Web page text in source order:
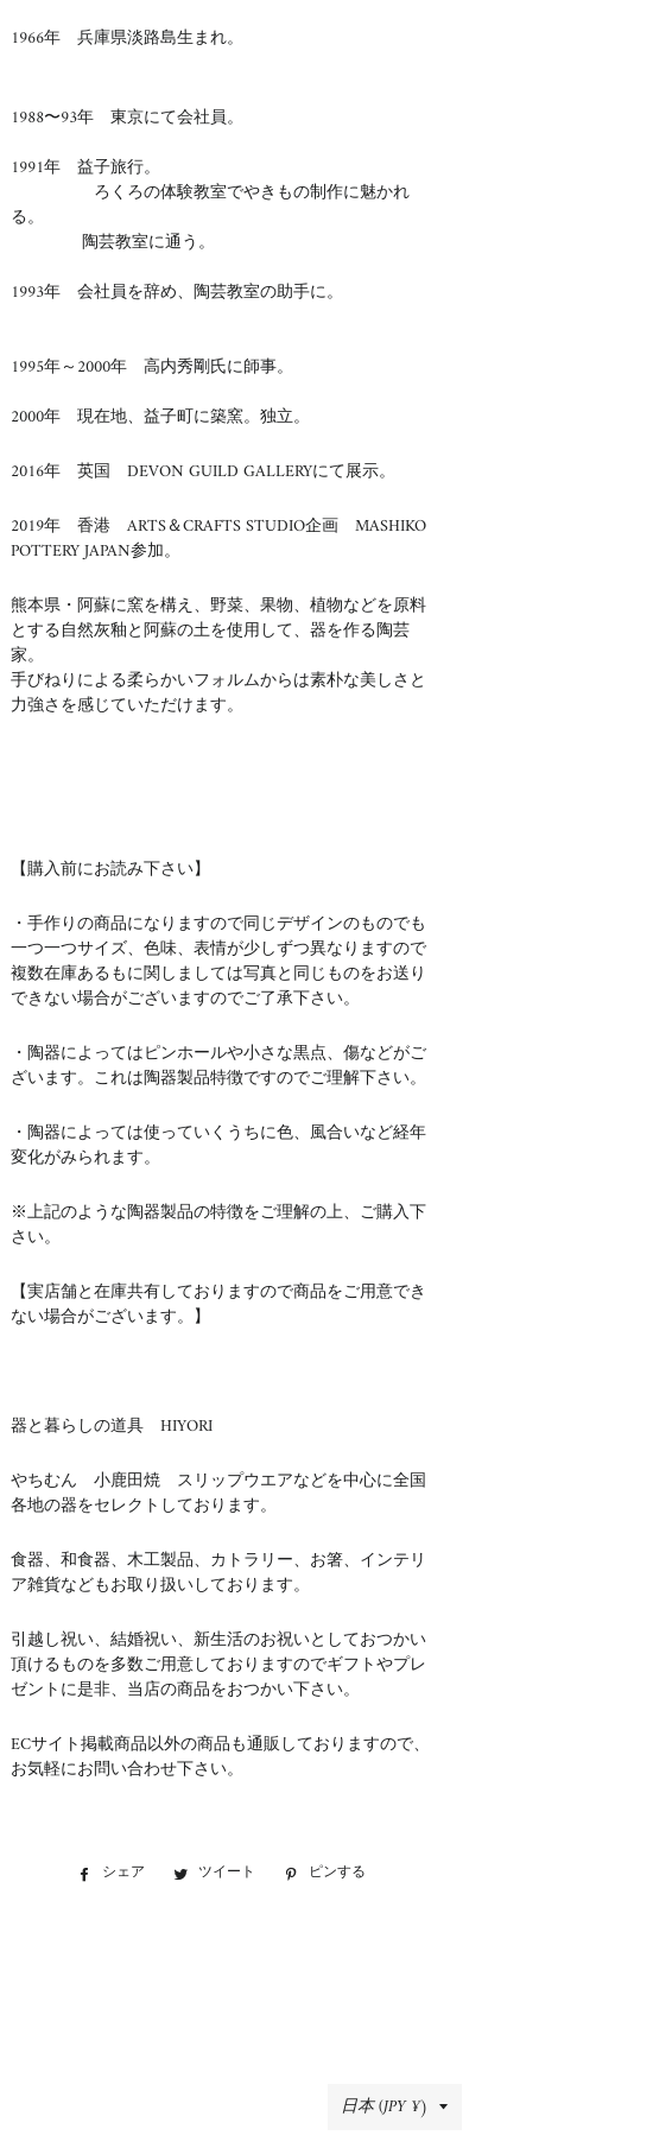
1966年 兵庫県淡路島生まれ。
1988〜93年 東京にて会社員。
1991年 益子旅行。
ろくろの体験教室でやきもの制作に魅かれ
る。
陶芸教室に通う。
1993年 会社員を辞め、陶芸教室の助手に。
1995年～2000年 高内秀剛氏に師事。
2000年 現在地、益子町に築窯。独立。
2016年 英国 DEVON GUILD GALLERYにて展示。
2019年 香港 ARTS＆CRAFTS STUDIO企画 MASHIKO
POTTERY JAPAN参加。
熊本県・阿蘇に窯を構え、野菜、果物、植物などを原料
とする自然灰釉と阿蘇の土を使用して、器を作る陶芸
家。
手びねりによる柔らかいフォルムからは素朴な美しさと
力強さを感じていただけます。
【購入前にお読み下さい】
・手作りの商品になりますので同じデザインのものでも
一つ一つサイズ、色味、表情が少しずつ異なりますので
複数在庫あるもに関しましては写真と同じものをお送り
できない場合がございますのでご了承下さい。
・陶器によってはピンホールや小さな黒点、傷などがご
ざいます。これは陶器製品特徴ですのでご理解下さい。
・陶器によっては使っていくうちに色、風合いなど経年
変化がみられます。
※上記のような陶器製品の特徴をご理解の上、ご購入下
さい。
【実店舗と在庫共有しておりますので商品をご用意でき
ない場合がございます。】
器と暮らしの道具 HIYORI
やちむん 小鹿田焼 スリップウエアなどを中心に全国
各地の器をセレクトしております。
食器、和食器、木工製品、カトラリー、お箸、インテリ
ア雑貨などもお取り扱いしております。
引越し祝い、結婚祝い、新生活のお祝いとしておつかい
頂けるものを多数ご用意しておりますのでギフトやプレ
ゼントに是非、当店の商品をおつかい下さい。
ECサイト掲載商品以外の商品も通販しておりますので、
お気軽にお問い合わせ下さい。
シェア
Facebookツイート
Twitter ピンする
国/
日本 (JPY ¥)